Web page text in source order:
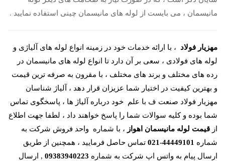
مانیسمان ، می بایست از لوله های مانیسمان چینی استفاده نمایید .
مهزیار فولاد
، با ارائه خدمات خود در زمینه انواع لوله های آلیاژی و
لوله های فولادی ، سعی بر آن دارد تا انواع لوله های مانیسمان در
رده های مختلف و برند های مختلف ، با مقرون به صرفه ترین قیمت
و بهترین کیفیت در اختیار شما عزیزان قرار دهد ، آلیاژ شناسان
مهزیار فولاد صنعت ف با علم خود درباره آلیاژ ها ، پاسخگوی تماس
شما بوده و کلیه سوالات شما را پاسخ خواهند داد ، لطفا جهت اطلاع
از قیمت لوله مانیسمان اهواز ، با شماره واحد فروش شرکت به
شماره 44449101-021
تماس حاصل فرمایید ، همچنین از طریق
ارسال پیام به واتس اپ شرکت به شماره 09383940223 , ارسال